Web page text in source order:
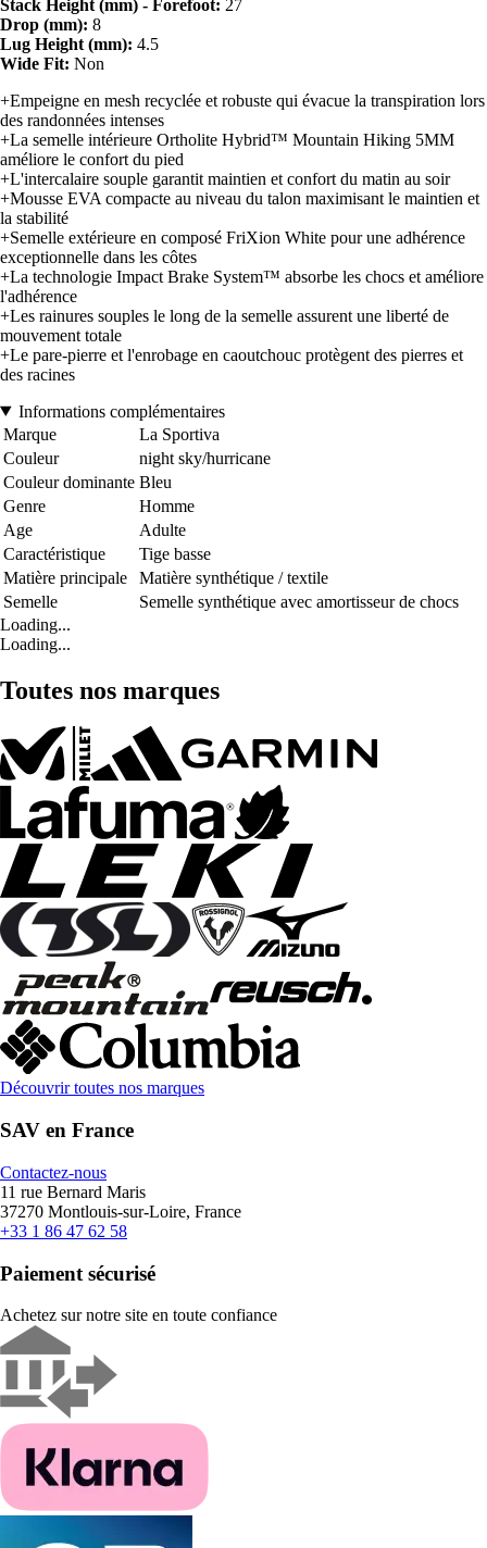
Stack Height (mm) - Forefoot: 27
Drop (mm): 8
Lug Height (mm): 4.5
Wide Fit: Non
+Empeigne en mesh recyclée et robuste qui évacue la transpiration lors
des randonnées intenses
+La semelle intérieure Ortholite Hybrid™ Mountain Hiking 5MM
améliore le confort du pied
+L'intercalaire souple garantit maintien et confort du matin au soir
+Mousse EVA compacte au niveau du talon maximisant le maintien et
la stabilité
+Semelle extérieure en composé FriXion White pour une adhérence
exceptionnelle dans les côtes
+La technologie Impact Brake System™ absorbe les chocs et améliore
l'adhérence
+Les rainures souples le long de la semelle assurent une liberté de
mouvement totale
+Le pare-pierre et l'enrobage en caoutchouc protègent des pierres et
des racines
Informations complémentaires
Marque
La Sportiva
Couleur
night sky/hurricane
Couleur dominante Bleu
Genre
Homme
Age
Adulte
Caractéristique
Tige basse
Matière principale
Matière synthétique / textile
Semelle
Semelle synthétique avec amortisseur de chocs
Loading...
Loading...
Toutes nos marques
Découvrir toutes nos marques
SAV en France
Contactez-nous
11 rue Bernard Maris
37270 Montlouis-sur-Loire, France
+33 1 86 47 62 58
Paiement sécurisé
Achetez sur notre site en toute confiance